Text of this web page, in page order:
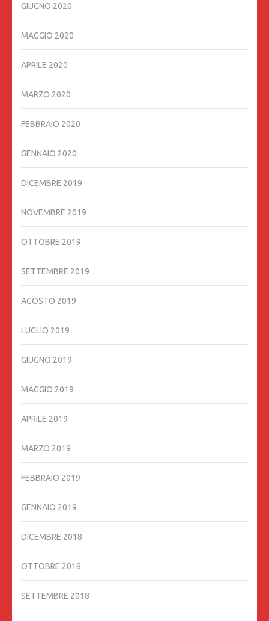
GIUGNO 2020
MAGGIO 2020
APRILE 2020
MARZO 2020
FEBBRAIO 2020
GENNAIO 2020
DICEMBRE 2019
NOVEMBRE 2019
OTTOBRE 2019
SETTEMBRE 2019
AGOSTO 2019
LUGLIO 2019
GIUGNO 2019
MAGGIO 2019
APRILE 2019
MARZO 2019
FEBBRAIO 2019
GENNAIO 2019
DICEMBRE 2018
OTTOBRE 2018
SETTEMBRE 2018